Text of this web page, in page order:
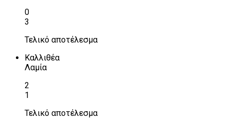
0
3
Τελικό αποτέλεσμα
Καλλιθέα
Λαμία
2
1
Τελικό αποτέλεσμα